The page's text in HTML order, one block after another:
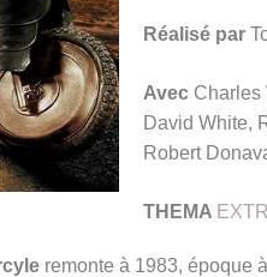
Réalisé par
Avec Charles
David White,
Robert
THEMA
remonte à 1983, époque